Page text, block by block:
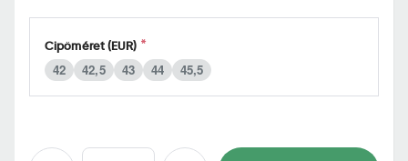
Cipőméret (EUR)
42 42,5 43 44 45,5